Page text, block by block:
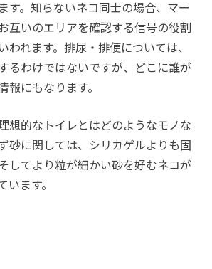
す。知らないネコ同士の場合、マー
互いのエリアを確認する信号の役割
われます。排尿・排便については、
るわけではないですが、どこに誰が
報にもなります。
想的なトイレとはどのようなモノな
砂に関しては、シリカゲルよりも固
してより粒が細かい砂を好むネコが
ます。